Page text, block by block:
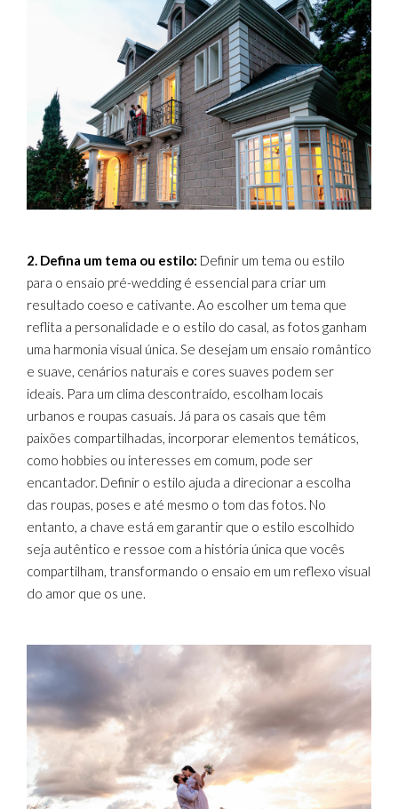
2. Defina um tema ou estilo: Definir um tema ou estilo
para o ensaio pré-wedding é essencial para criar um
resultado coeso e cativante. Ao escolher um tema que
reflita a personalidade e o estilo do casal, as fotos ganham
uma harmonia visual única. Se desejam um ensaio romântico
e suave, cenários naturais e cores suaves podem ser
ideais. Para um clima descontraído, escolham locais
urbanos e roupas casuais. Já para os casais que têm
paixões compartilhadas, incorporar elementos temáticos,
como hobbies ou interesses em comum, pode ser
encantador. Definir o estilo ajuda a direcionar a escolha
das roupas, poses e até mesmo o tom das fotos. No
entanto, a chave está em garantir que o estilo escolhido
seja autêntico e ressoe com a história única que vocês
compartilham, transformando o ensaio em um reflexo visual
do amor que os une.